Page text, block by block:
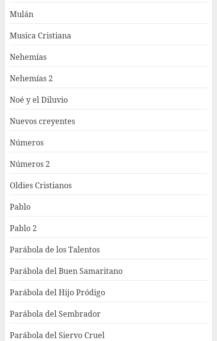
Mulán
Musica Cristiana
Nehemías
Nehemías 2
Noé y el Diluvio
Nuevos creyentes
Números
Números 2
Oldies Cristianos
Pablo
Pablo 2
Parábola de los Talentos
Parábola del Buen Samaritano
Parábola del Hijo Pródigo
Parábola del Sembrador
Parábola del Siervo Cruel